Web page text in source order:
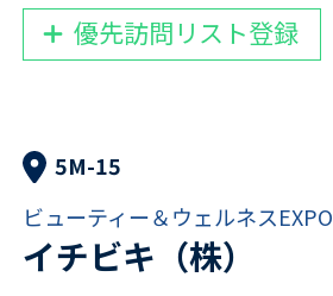
優先訪問リスト登録
5M-15
ビューティー＆ウェルネスEXPO
イチビキ（株）